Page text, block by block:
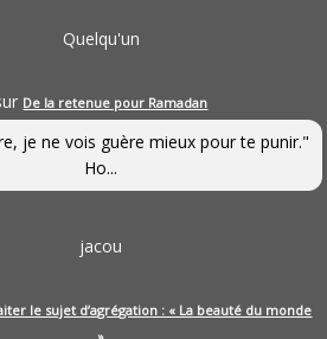
Quelqu'un
De la retenue pour Ramadan
je ne vois guère mieux pour te punir."
Ho...
jacou
le sujet d’agrégation : « La beauté du monde